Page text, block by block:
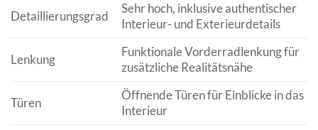
Detaillierungsgrad
Sehr hoch, inklusive authentischer
Interieur- und Exterieurdetails
Lenkung
Funktionale Vorderradlenkung für
zusätzliche Realitätsnähe
Türen
Öffnende Türen für Einblicke in das
Interieur